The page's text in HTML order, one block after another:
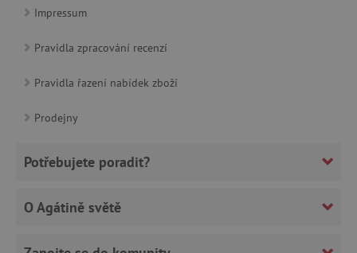
Impressum
Pravidla zpracování recenzí
Pravidla řazení nabídek zboží
Prodejny
Potřebujete poradit?
O Agátině světě
CookieScriptConsent